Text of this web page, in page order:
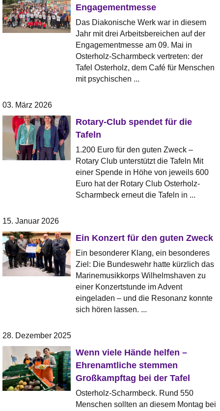
Engagementmesse
Das Diakonische Werk war in diesem
Jahr mit drei Arbeitsbereichen auf der
Engagementmesse am 09. Mai in
Osterholz-Scharmbeck vertreten: der
Tafel Osterholz, dem Café für Menschen
mit psychischen ...
03. März 2026
Rotary-Club spendet für die
Tafeln
1.200 Euro für den guten Zweck –
Rotary Club unterstützt die Tafeln Mit
einer Spende in Höhe von jeweils 600
Euro hat der Rotary Club Osterholz-
Scharmbeck erneut die Tafeln in ...
15. Januar 2026
Ein Konzert für den guten Zweck
Ein besonderer Klang, ein besonderes
Ziel: Die Bundeswehr hatte kürzlich das
Marinemusikkorps Wilhelmshaven zu
einer Konzertstunde im Advent
eingeladen – und die Resonanz konnte
sich hören lassen. ...
28. Dezember 2025
Wenn viele Hände helfen –
Ehrenamtliche stemmen
Großkampftag bei der Tafel
Osterholz-Scharmbeck. Rund 550
Menschen sollten an diesem Montag bei